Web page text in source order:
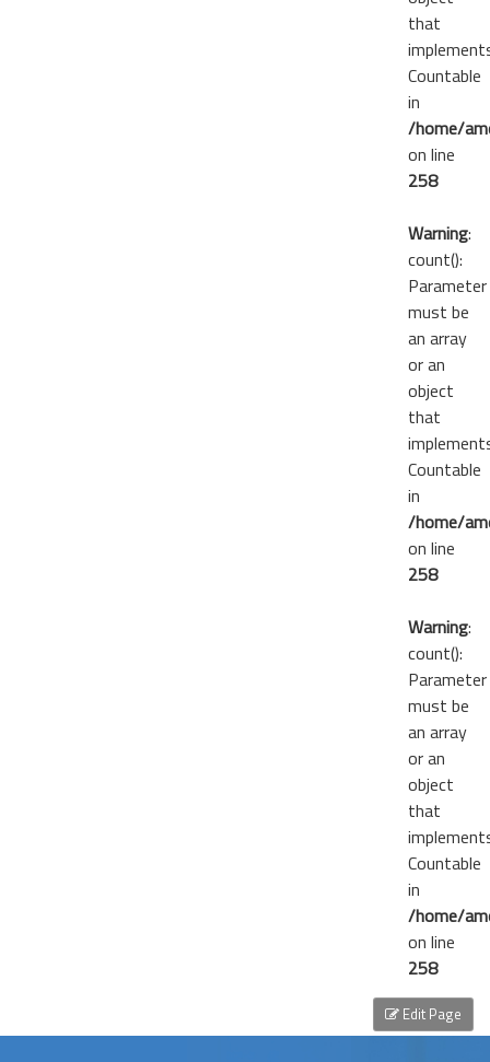
that
Countable
in
/home/
on line
258
Warning:
count():
Parameter
must be
an array
or an
object
that
Countable
in
/home/
on line
258
Warning:
count():
Parameter
must be
an array
or an
object
that
Countable
in
/home/
on line
258
Edit Page